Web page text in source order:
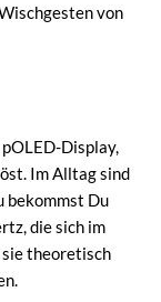
von
Display,
Im Alltag sind
bekommst Du
die sich im
theoretisch